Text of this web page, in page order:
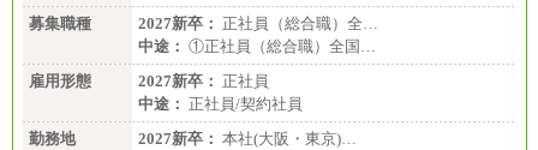
募集職種
2027新卒： 正社員（総合職）全…
中途： ①正社員（総合職）全国…
雇用形態
2027新卒： 正社員
中途： 正社員/契約社員
勤務地
2027新卒： 本社(大阪・東京)…